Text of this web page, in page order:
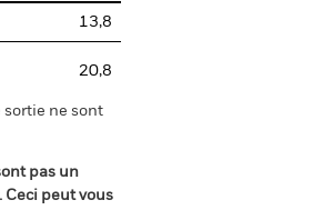
13,8
20,8
sortie ne sont
pas un
peut vous